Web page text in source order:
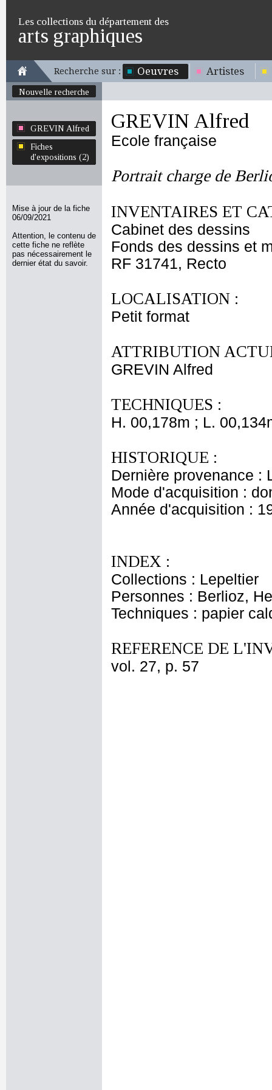
Les collections du département des
arts graphiques
Recherche sur : Oeuvres Artistes
Nouvelle recherche
GREVIN Alfred
Fiches
d'expositions (2)
Mise à jour de la fiche
06/09/2021
Attention, le contenu de
cette fiche ne reflète
pas nécessairement le
dernier état du savoir.
GREVIN Alfred
Ecole française
Portrait charge de
INVENTAIRES ET
Cabinet des dessins
Fonds des dessins et
RF 31741, Recto
LOCALISATION :
Petit format
ATTRIBUTION
GREVIN Alfred
TECHNIQUES :
H. 00,178m ; L.
HISTORIQUE :
Dernière provenance :
Mode d'acquisition :
Année d'acquisition :
INDEX :
Collections : Lepeltier
Personnes : Berlioz,
Techniques : papier
REFERENCE DE
vol. 27, p. 57